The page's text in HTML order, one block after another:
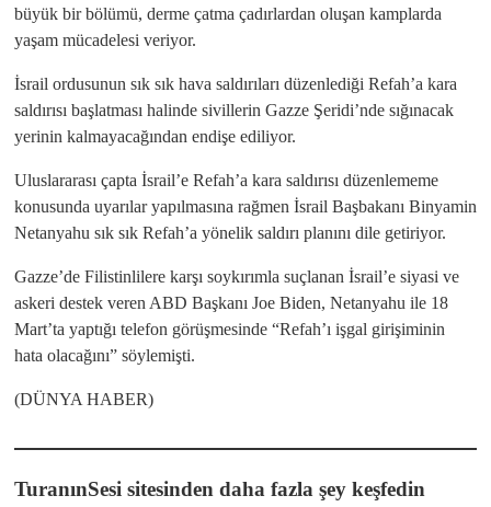
büyük bir bölümü, derme çatma çadırlardan oluşan kamplarda
yaşam mücadelesi veriyor.
İsrail ordusunun sık sık hava saldırıları düzenlediği Refah’a kara
saldırısı başlatması halinde sivillerin Gazze Şeridi’nde sığınacak
yerinin kalmayacağından endişe ediliyor.
Uluslararası çapta İsrail’e Refah’a kara saldırısı düzenlememe
konusunda uyarılar yapılmasına rağmen İsrail Başbakanı Binyamin
Netanyahu sık sık Refah’a yönelik saldırı planını dile getiriyor.
Gazze’de Filistinlilere karşı soykırımla suçlanan İsrail’e siyasi ve
askeri destek veren ABD Başkanı Joe Biden, Netanyahu ile 18
Mart’ta yaptığı telefon görüşmesinde “Refah’ı işgal girişiminin
hata olacağını” söylemişti.
(DÜNYA HABER)
TuranınSesi sitesinden daha fazla şey keşfedin